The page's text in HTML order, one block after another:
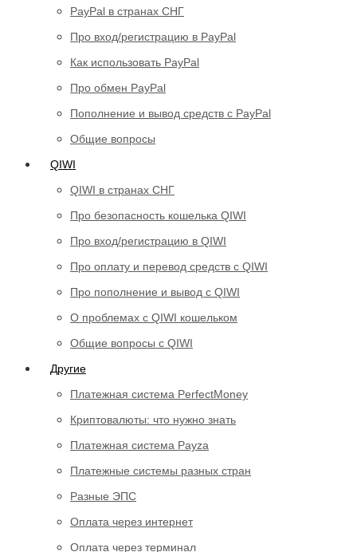
PayPal в странах СНГ
Про вход/регистрацию в PayPal
Как использовать PayPal
Про обмен PayPal
Пополнение и вывод средств с PayPal
Общие вопросы
QIWI
QIWI в странах СНГ
Про безопасность кошелька QIWI
Про вход/регистрацию в QIWI
Про оплату и перевод средств c QIWI
Про пополнение и вывод с QIWI
О проблемах с QIWI кошельком
Общие вопросы с QIWI
Другие
Платежная система PerfectMoney
Криптовалюты: что нужно знать
Платежная система Payza
Платежные системы разных стран
Разные ЭПС
Оплата через интернет
Оплата через терминал